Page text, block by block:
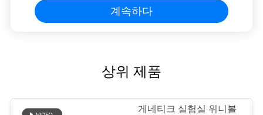
계속하다
상위 제품
게네티크 실험실 위니볼